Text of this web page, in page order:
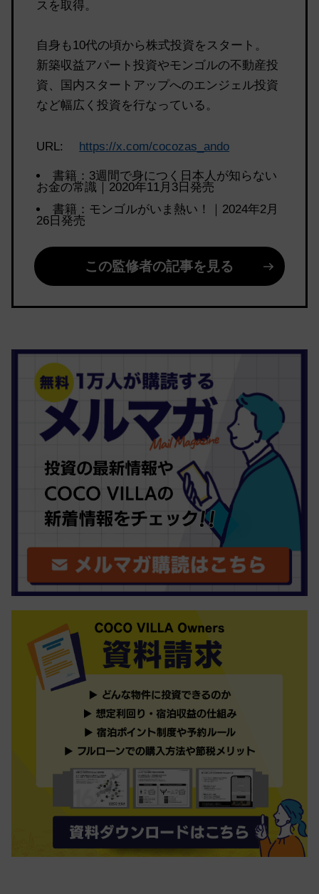
スを取得。
自身も10代の頃から株式投資をスタート。
新築収益アパート投資やモンゴルの不動産投
資、国内スタートアップへのエンジェル投資
など幅広く投資を行なっている。
URL: https://x.com/cocozas_ando
書籍：3週間で身につく日本人が知らない
お金の常識｜2020年11月3日発売
書籍：モンゴルがいま熱い！｜2024年2月
26日発売
この監修者の記事を見る